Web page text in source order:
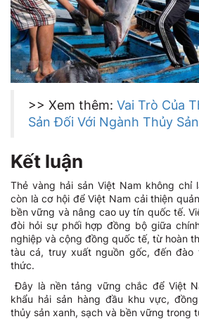
>> Xem thêm: Vai Trò Của
Sản Đối Với Ngành Thủy Sản
Kết luận
Thẻ vàng hải sản Việt Nam không chỉ
còn là cơ hội để Việt Nam cải thiện
bền vững và nâng cao uy tín quốc tế.
đòi hỏi sự phối hợp đồng bộ giữa
nghiệp và cộng đồng quốc tế, từ hoàn
tàu cá, truy xuất nguồn gốc, đến đào
thức.
Đây là nền tảng vững chắc để Việt
khẩu hải sản hàng đầu khu vực,
thủy sản xanh, sạch và bền vững trong